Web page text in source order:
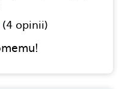
(4 opinii)